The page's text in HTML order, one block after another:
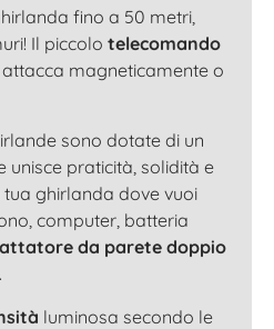
fino a 50 metri,
Il piccolo telecomando
attacca magneticamente o
sono dotate di un
unisce praticità, solidità e
ghirlanda dove vuoi
computer, batteria
da parete doppio
luminosa secondo le